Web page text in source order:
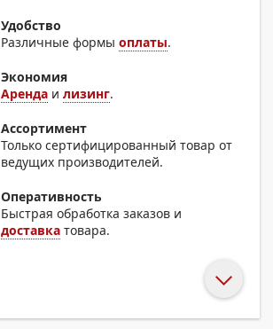
Удобство
Различные формыоплаты.
Экономия
Аренда илизинг.
Ассортимент
Только сертифицированный товар от
ведущих производителей.
Оперативность
Быстрая обработка заказов и
доставка товара.